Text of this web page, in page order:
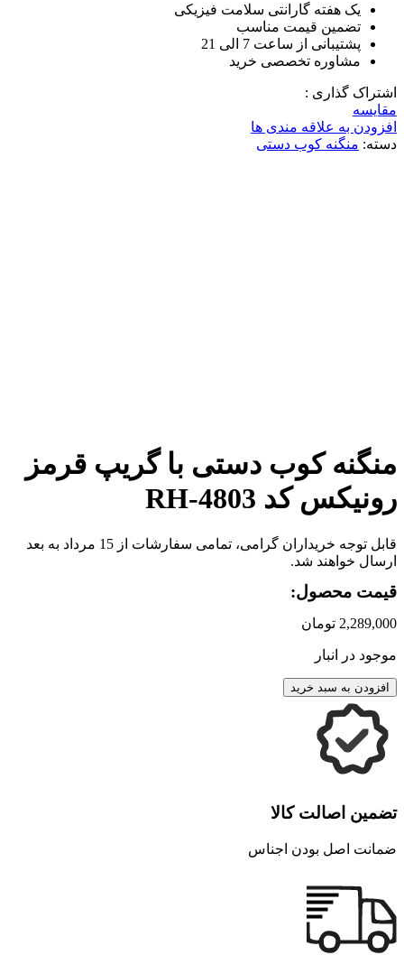
یک هفته گارانتی سلامت فیزیکی
تضمین قیمت مناسب
پشتیبانی از ساعت 7 الی 21
مشاوره تخصصی خرید
اشتراک گذاری :
مقایسه
افزودن به علاقه مندی ها
دسته: منگنه کوب دستی
منگنه کوب دستی با گریپ قرمز
رونیکس کد RH-4803
قابل توجه خریداران گرامی، تمامی سفارشات از 15 مرداد به بعد
ارسال خواهند شد.
قیمت محصول:
2,289,000 تومان
موجود در انبار
افزودن به سبد خرید
تضمین اصالت کالا
ضمانت اصل بودن اجناس